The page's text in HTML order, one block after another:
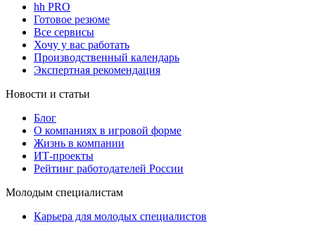
hh PRO
Готовое резюме
Все сервисы
Хочу у вас работать
Производственный календарь
Экспертная рекомендация
Новости и статьи
Блог
О компаниях в игровой форме
Жизнь в компании
ИТ-проекты
Рейтинг работодателей России
Молодым специалистам
Карьера для молодых специалистов